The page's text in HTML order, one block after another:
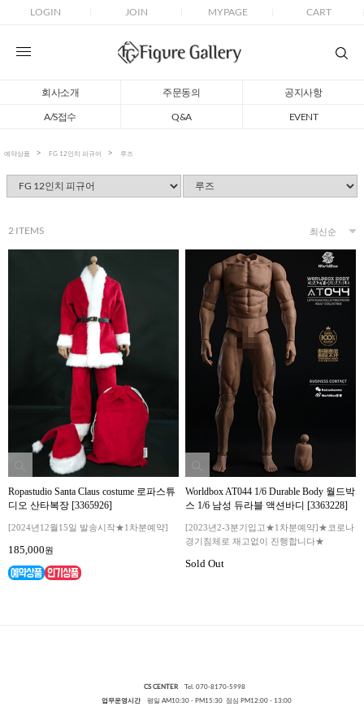
LOGIN JOIN MYPAGE CART
회사소개 주문동의
공지사항
A/S접수
Q&A EVENT
예약상품 FG 12인치 피규어 루즈
2 ITEMS
Ropastudio Santa Claus costume 로파스튜
디오 산타복장 [3365926]
[2024년12월15일 발송시작★1차분예약]
185,000원
Worldbox AT044 1/6 Durable Body 월드박
스 1/6 남성 듀라블 액션바디 [3363228]
[2023년2-3분기입고★1차분예약]★코로나
경기침체로 재고없이 진행합니다★
Sold Out
CS CENTERTel. 070-8170-5998
업무운영시간평일 AM10:30 - PM15:30 점심 PM12:00 - 13:00